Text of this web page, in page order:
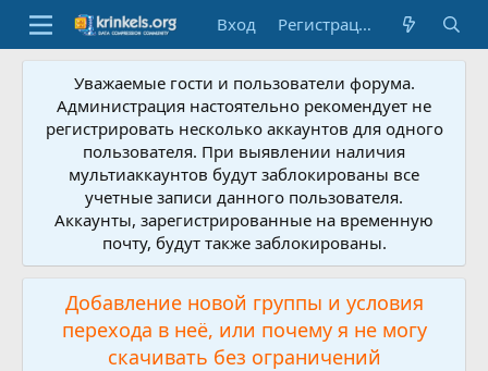
Вход Регистрация
Уважаемые гости и пользователи форума.
Администрация настоятельно рекомендует не
регистрировать несколько аккаунтов для одного
пользователя. При выявлении наличия
мультиаккаунтов будут заблокированы все
учетные записи данного пользователя.
Аккаунты, зарегистрированные на временную
почту, будут также заблокированы.
Добавление новой группы и условия
перехода в неё, или почему я не могу
скачивать без ограничений